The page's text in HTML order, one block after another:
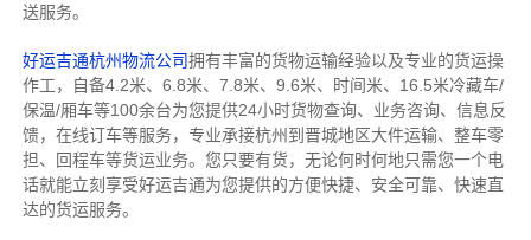
送服务。
好运吉通杭州物流公司拥有丰富的货物运输经验以及专业的货运操
作工，自备4.2米、6.8米、7.8米、9.6米、时间米、16.5米冷藏车/
保温/厢车等100余台为您提供24小时货物查询、业务咨询、信息反
馈，在线订车等服务， 专业承接杭州到晋城地区大件运输、整车零
担、回程车等货运业务。 您只要有货，无论何时何地只需您一个电
话就能立刻享受好运吉通为您提供的方便快捷、安全可靠、快速直
达的货运服务。